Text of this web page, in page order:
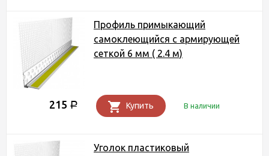
Профиль примыкающий
самоклеющийся с армирующей
сеткой 6 мм ( 2.4 м)
215 Р Купить В наличии
Уголок пластиковый